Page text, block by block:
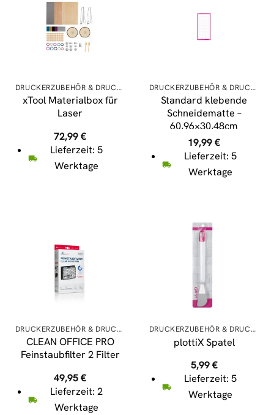
DRUCKERZUBEHÖR & DRUCKERPATRONEN
xTool Materialbox für
Laser
72,99€
Lieferzeit: 5
Werktage
DRUCKERZUBEHÖR & DRUCKERPATRONEN
Standard klebende
Schneidematte –
60,96×30,48cm
19,99€
Lieferzeit: 5
Werktage
DRUCKERZUBEHÖR & DRUCKERPATRONEN
CLEAN OFFICE PRO
Feinstaubfilter 2 Filter
49,95€
Lieferzeit: 2
Werktage
DRUCKERZUBEHÖR & DRUCKERPATRONEN
plottiX Spatel
5,99€
Lieferzeit: 5
Werktage